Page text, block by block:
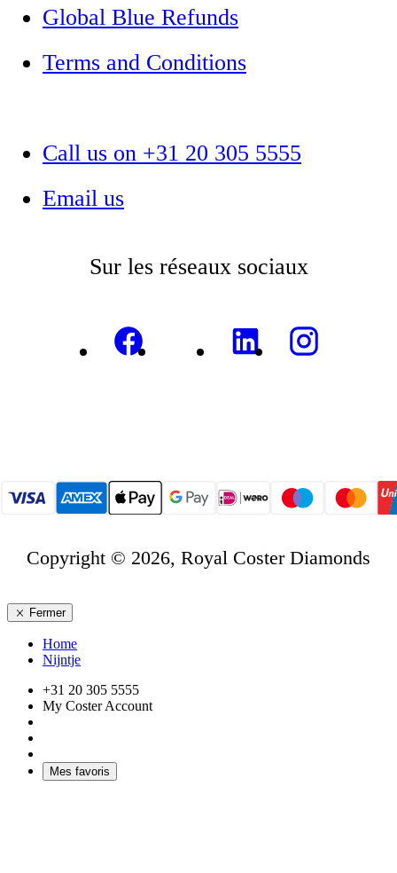
Global Blue Refunds
Terms and Conditions
Call us on +31 20 305 5555
Email us
Sur les réseaux sociaux
Copyright © 2026, Royal Coster Diamonds
Fermer
Home
Nijntje
+31 20 305 5555
My Coster Account
Mes favoris